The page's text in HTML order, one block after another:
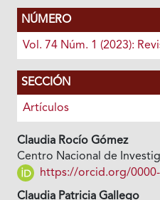
NÚMERO
Vol. 74 Núm. 1 (2023):
SECCIÓN
Artículos
Claudia Rocío Gómez
Centro Nacional de
https://orcid.org/
Claudia Patricia Gallego